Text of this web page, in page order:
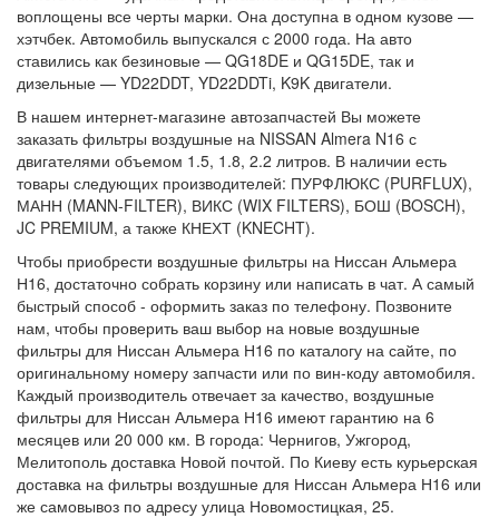
воплощены все черты марки. Она доступна в одном кузове —
хэтчбек. Автомобиль выпускался с 2000 года. На авто
ставились как безиновые — QG18DE и QG15DE, так и
дизельные — YD22DDT, YD22DDTi, K9K двигатели.
В нашем интернет-магазине автозапчастей Вы можете
заказать фильтры воздушные на NISSAN Almera N16 с
двигателями объемом 1.5, 1.8, 2.2 литров. В наличии есть
товары следующих производителей: ПУРФЛЮКС (PURFLUX),
МАНН (MANN-FILTER), ВИКС (WIX FILTERS), БОШ (BOSCH),
JC PREMIUM, а также КНЕХТ (KNECHT).
Чтобы приобрести воздушные фильтры на Ниссан Альмера
Н16, достаточно собрать корзину или написать в чат. А самый
быстрый способ - оформить заказ по телефону. Позвоните
нам, чтобы проверить ваш выбор на новые воздушные
фильтры для Ниссан Альмера Н16 по каталогу на сайте, по
оригинальному номеру запчасти или по вин-коду автомобиля.
Каждый производитель отвечает за качество, воздушные
фильтры для Ниссан Альмера Н16 имеют гарантию на 6
месяцев или 20 000 км. В города: Чернигов, Ужгород,
Мелитополь доставка Новой почтой. По Киеву есть курьерская
доставка на фильтры воздушные для Ниссан Альмера Н16 или
же самовывоз по адресу улица Новомостицкая, 25.